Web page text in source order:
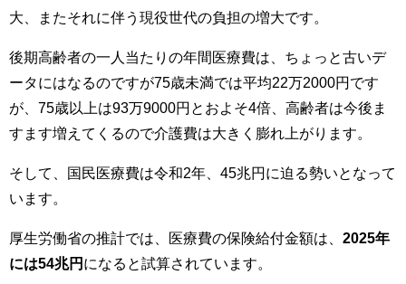
大、またそれに伴う現役世代の負担の増大です。
後期高齢者の一人当たりの年間医療費は、ちょっと古いデ
ータにはなるのですが75歳未満では平均22万2000円です
が、75歳以上は93万9000円とおよそ4倍 、高齢者は今後ま
すます増えてくるので介護費は大きく膨れ上がります。
そして、国民医療費は令和2年、45兆円に迫る勢いとなって
います。
厚生労働省の推計では、医療費の保険給付金額は、 2025年
には54兆円 になると試算されています。